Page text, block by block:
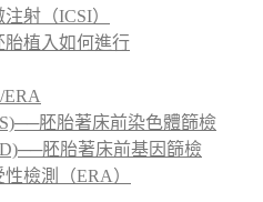
射（ICSI）
胎植入如何進行
ERA
胚胎著床前染色體篩檢
胚胎著床前基因篩檢
檢測（ERA）